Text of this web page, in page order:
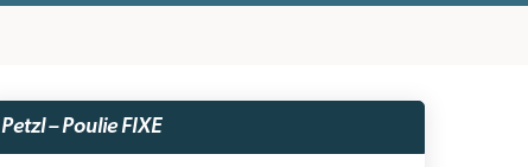
Petzl – Poulie FIXE